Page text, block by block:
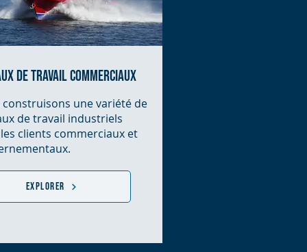
de travail commerciaux
construisons une variété de
de travail industriels
clients commerciaux et
Explorer